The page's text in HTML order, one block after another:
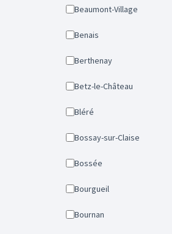
Beaumont-Village
Benais
Berthenay
Betz-le-Château
Bléré
Bossay-sur-Claise
Bossée
Bourgueil
Bournan